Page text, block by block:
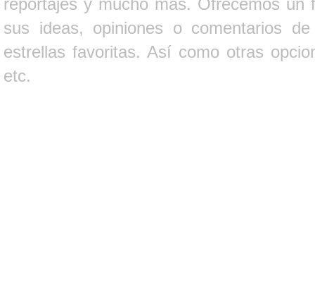
sus ideas, opiniones o comentarios
estrellas favoritas. Así como otras
etc.